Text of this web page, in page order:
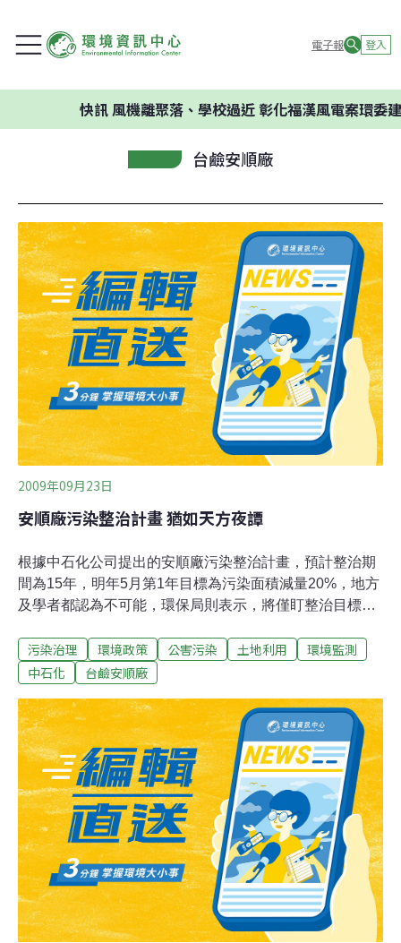
電子報 登入
風機離聚落、學校過近 彰化福漢風電案環委建議不應
台鹼安順廠
2009年09月23日
安順廠污染整治計畫 猶如天方夜譚
根據中石化公司提出的安順廠污染整治計畫，預計整治期
間為15年，明年5月第1年目標為污染面積減量20%，地方
及學者都認為不可能，環保局則表示，將僅盯整治目標，
計畫、目標是中石化自己訂定的，也已通過審查，該局將
半年追蹤一次，1年後才來算總帳，未來只要未依進度進
罰。市府昨天召開中石化安順廠土壤污染整治專案小組會
議，會中，原自救會長林吉進、委員李俊璋、郭春寶等人
均對中石化的熱處理、快篩等技術提出質疑及應注意事
項。李俊璋表示，利用熱處理汞蒸發必須百分之百回收，
否則恐造成二次污染。林吉進也質疑中石化石灰再利用的
做法，並希望各委員幫幫地方居民。對於中石化的計畫進
度，林吉進抨擊說大話，現在已9月了還沒做，根本不可
能。委員黃煥彰昨天無法與會，但他強調，中石化計畫根
本是天方夜譚，希望市府不要求快，以免造成二次
污染治理 環境政策 公害污染 土地利用
環境監測
中石化
台鹼安順廠